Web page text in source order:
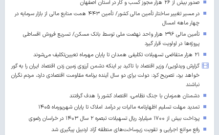
صدور بیش از ۲۶ هزار مجوز کسب‌ و کار در استان اصفهان
در مسیر تغییر ساختار تأمین مالی کشور/ تأمین ۴۴۳ همت منابع مالی از بازار سرمایه در
چهار ماهه امسال
تأمین مالی ۳۹۶ هزار واحد نهضت ملی توسط بانک مسکن/ تسریع فروش اقساطی
پروژه‌ها در اولویت قرار گیرد
۲۱ هزار متقاضی تسهیلات تکلیفی همدان تا پایان مهرماه تعیین‌تکلیف می‌شوند
گزارش ویدئویی/ وزیر اقتصاد با تاکید بر اینکه دشمن آرزوی زمین زدن اقتصاد ایران را به گور
خواهد برد، تصریح کرد: دولت برای دو سال آینده برنامه مقاومت اقتصادی دارد، مردم نگران
نباشند
دشمنان همزمان با جنگ نظامی، اقتصاد کشور را هدف گرفتند
تمدید مهلت تسلیم اظهارنامه مالیات بر درآمد املاک تا پایان شهریورماه ۱۴۰۵
پرداخت بیش از ۱۷۰۰ میلیارد ریال تسهیلات تبصره ۲ سال ۱۴۰۳ در خراسان رضوی
رفع موانع اجرایی و تقویت زیرساخت‌های منطقه آزاد اردبیل پیگیری شد